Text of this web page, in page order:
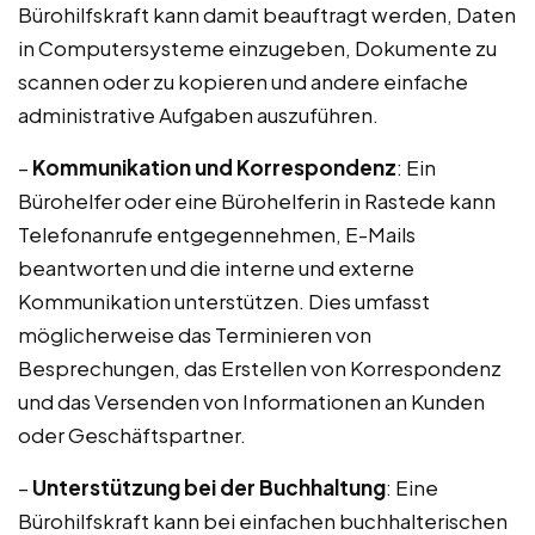
Bürohilfskraft kann damit beauftragt werden, Daten
in Computersysteme einzugeben, Dokumente zu
scannen oder zu kopieren und andere einfache
administrative Aufgaben auszuführen.
– Kommunikation und Korrespondenz: Ein
Bürohelfer oder eine Bürohelferin in Rastede kann
Telefonanrufe entgegennehmen, E-Mails
beantworten und die interne und externe
Kommunikation unterstützen. Dies umfasst
möglicherweise das Terminieren von
Besprechungen, das Erstellen von Korrespondenz
und das Versenden von Informationen an Kunden
oder Geschäftspartner.
– Unterstützung bei der Buchhaltung: Eine
Bürohilfskraft kann bei einfachen buchhalterischen